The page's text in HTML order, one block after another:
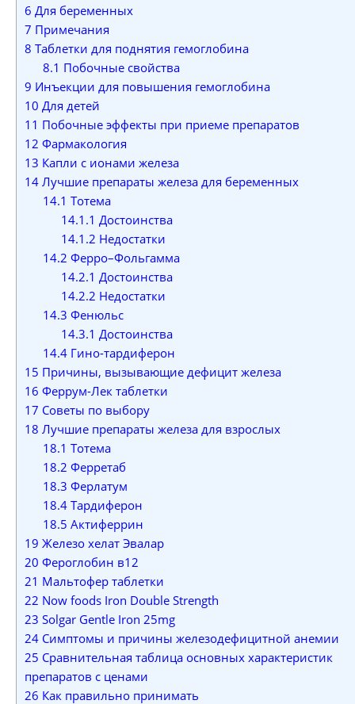
6 Для беременных
7 Примечания
8 Таблетки для поднятия гемоглобина
8.1 Побочные свойства
9 Инъекции для повышения гемоглобина
10 Для детей
11 Побочные эффекты при приеме препаратов
12 Фармакология
13 Капли с ионами железа
14 Лучшие препараты железа для беременных
14.1 Тотема
14.1.1 Достоинства
14.1.2 Недостатки
14.2 Ферро–Фольгамма
14.2.1 Достоинства
14.2.2 Недостатки
14.3 Фенюльс
14.3.1 Достоинства
14.4Гино-тардиферон
15 Причины, вызывающие дефицит железа
16 Феррум-Лек таблетки
17 Советы по выбору
18 Лучшие препараты железа для взрослых
18.1 Тотема
18.2 Ферретаб
18.3 Ферлатум
18.4Тардиферон
18.5 Актиферрин
19 Железо хелат Эвалар
20 Фероглобин в12
21 Мальтофер таблетки
22 Now foods Iron Double Strength
23 Solgar Gentle Iron 25mg
24 Симптомы и причины железодефицитной анемии
25 Сравнительная таблица основных характеристик
препаратов с ценами
26 Как правильно принимать